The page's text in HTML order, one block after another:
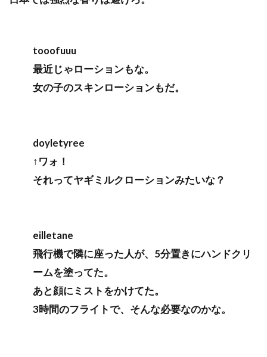
tooofuuu
最近じゃローションもな。
女の子のスキンローションもだ。
doyletyree
↑ワォ！
それってヤギミルクローションみたいな？
eilletane
飛行機で隣に座った人が、5分置きにハンドクリ
ームを塗ってた。
あと顔にミストをかけてた。
3時間のフライトで、そんな必要なのかな。